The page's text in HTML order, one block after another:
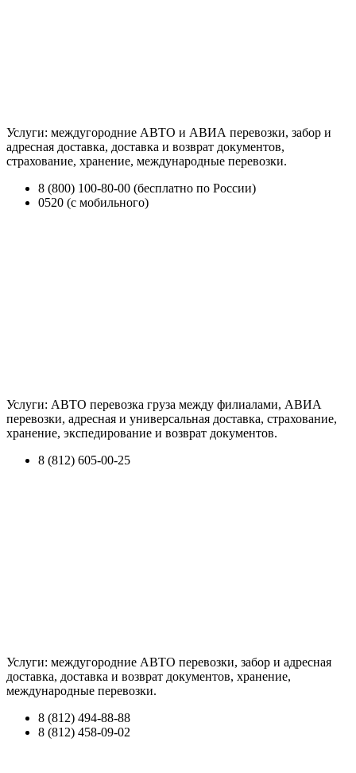
Услуги: междугородние АВТО и АВИА перевозки, забор и
адресная доставка, доставка и возврат документов,
страхование, хранение, международные перевозки.
8 (800) 100-80-00 (бесплатно по России)
0520 (с мобильного)
Услуги: АВТО перевозка груза между филиалами, АВИА
перевозки, адресная и универсальная доставка, страхование,
хранение, экспедирование и возврат документов.
8 (812) 605-00-25
Услуги: междугородние АВТО перевозки, забор и адресная
доставка, доставка и возврат документов, хранение,
международные перевозки.
8 (812) 494-88-88
8 (812) 458-09-02